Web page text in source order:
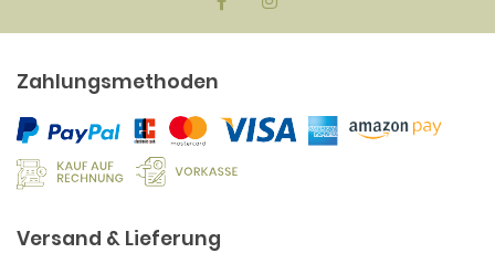
Zahlungsmethoden
Versand & Lieferung